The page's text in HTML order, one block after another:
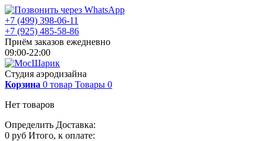
+7 (499) 398-06-11
+7 (925) 485-58-86
Приём заказов ежедневно
09:00-22:00
Студия аэродизайна
Корзина 0 товар Товары 0
Нет товаров
Определить Доставка:
0 руб Итого, к оплате: